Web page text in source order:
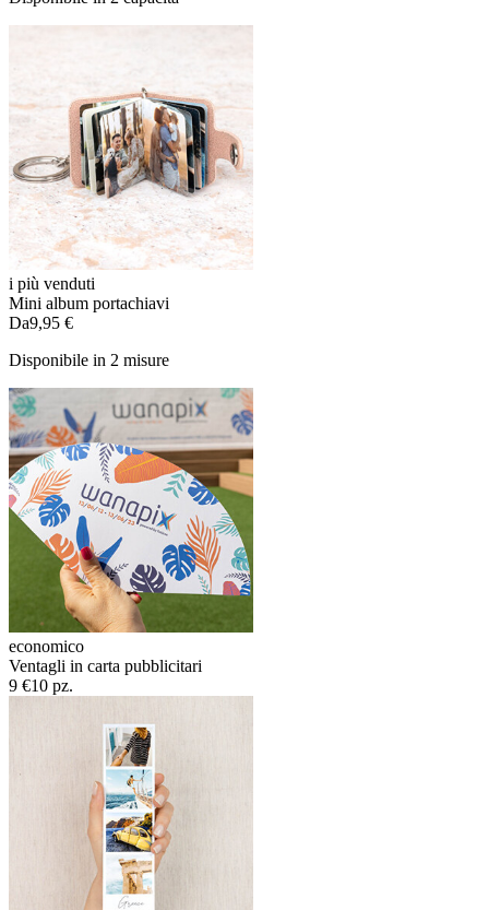
i più venduti
Mini album portachiavi
Da9,95 €
Disponibile in 2 misure
economico
Ventagli in carta pubblicitari
9 €10 pz.